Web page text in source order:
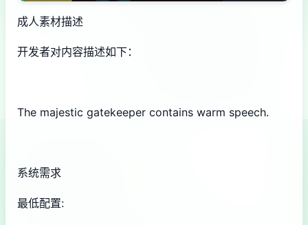
成人素材描述
开发者对内容描述如下：
The majestic gatekeeper contains warm speech.
系统需求
最低配置: